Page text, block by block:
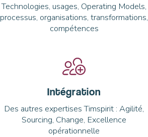
Technologies, usages, Operating Models,
processus, organisations, transformations,
compétences
Intégration
Des autres expertises Timspirit : Agilité,
Sourcing, Change, Excellence
opérationnelle